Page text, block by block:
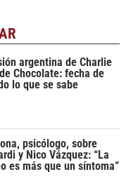
argentina de Charlie
Chocolate: fecha de
lo que se sabe
psicólogo, sobre
y Nico Vázquez: “La
es más que un síntoma”